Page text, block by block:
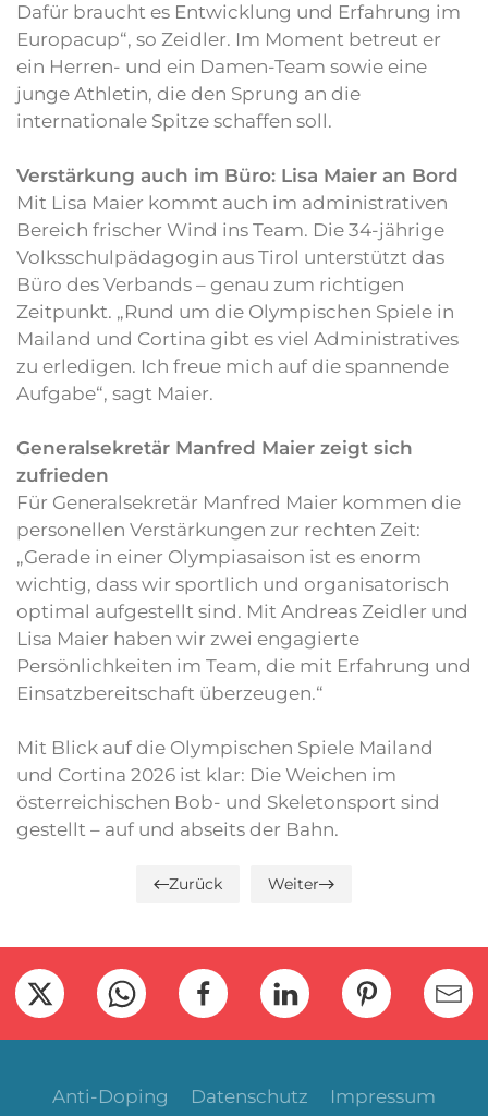
Dafür braucht es Entwicklung und Erfahrung im
Europacup“, so Zeidler. Im Moment betreut er
ein Herren- und ein Damen-Team sowie eine
junge Athletin, die den Sprung an die
internationale Spitze schaffen soll.
Verstärkung auch im Büro: Lisa Maier an Bord
Mit Lisa Maier kommt auch im administrativen
Bereich frischer Wind ins Team. Die 34-jährige
Volksschulpädagogin aus Tirol unterstützt das
Büro des Verbands – genau zum richtigen
Zeitpunkt. „Rund um die Olympischen Spiele in
Mailand und Cortina gibt es viel Administratives
zu erledigen. Ich freue mich auf die spannende
Aufgabe“, sagt Maier.
Generalsekretär Manfred Maier zeigt sich
zufrieden
Für Generalsekretär Manfred Maier kommen die
personellen Verstärkungen zur rechten Zeit:
„Gerade in einer Olympiasaison ist es enorm
wichtig, dass wir sportlich und organisatorisch
optimal aufgestellt sind. Mit Andreas Zeidler und
Lisa Maier haben wir zwei engagierte
Persönlichkeiten im Team, die mit Erfahrung und
Einsatzbereitschaft überzeugen.“
Mit Blick auf die Olympischen Spiele Mailand
und Cortina 2026 ist klar: Die Weichen im
österreichischen Bob- und Skeletonsport sind
gestellt – auf und abseits der Bahn.
Zurück Weiter
Anti-Doping Datenschutz Impressum